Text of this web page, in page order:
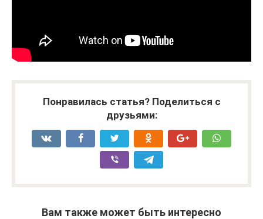
Понравилась статья? Поделиться с
друзьями:
Вам также может быть интересно